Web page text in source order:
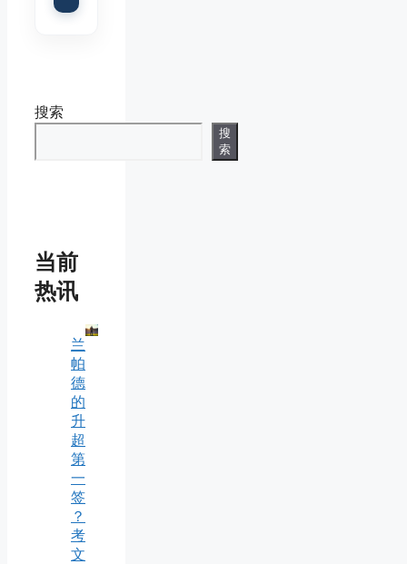
搜索
搜
索
当前
热讯
兰
帕
德
的
升
超
第
一
签
？
考
文